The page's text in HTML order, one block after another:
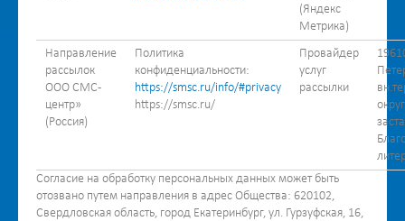
(Яндекс
Метрика)
Направление
рассылок
ООО СМС-
центр»
(Россия)
Политика
конфиденциальности:
https://smsc.ru/info/#privacy
https://smsc.ru/
Провайдер
услуг
рассылки
Согласие на обработку персональных данных может быть
отозвано путем направления в адрес Общества: 620102,
Свердловская область, город Екатеринбург, ул. Гурзуфская, 16,